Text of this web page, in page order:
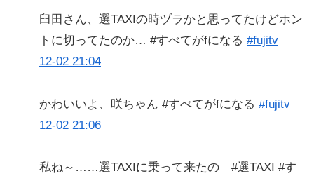
臼田さん、選TAXIの時ヅラかと思ってたけどホン
トに切ってたのか… #すべてがfになる #fujitv
12-02 21:04
かわいいよ、咲ちゃん #すべてがfになる #fujitv
12-02 21:06
私ね～……選TAXIに乗って来たの #選TAXI #す